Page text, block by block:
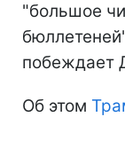
"большое
побеждает
Об этом